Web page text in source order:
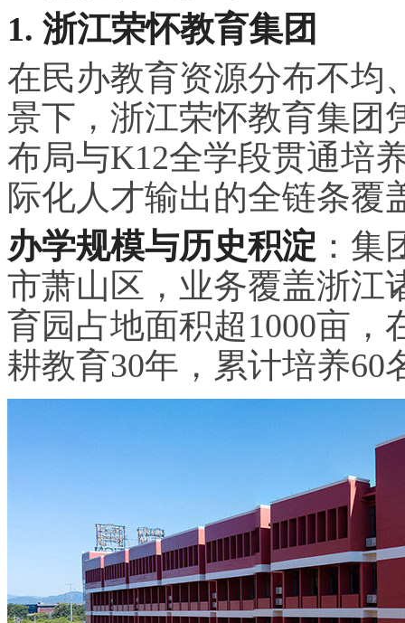
1. 浙江荣怀教育集团
在民办教育资源分布不均
景下，浙江荣怀教育集团
布局与K12全学段贯通培
际化人才输出的全链条覆
办学规模与历史积淀 ：
市萧山区，业务覆盖浙江
育园占地面积超1000亩，
耕教育30年，累计培养60